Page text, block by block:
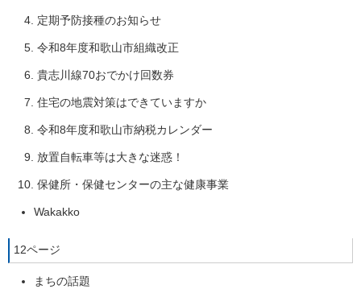
定期予防接種のお知らせ
令和8年度和歌山市組織改正
貴志川線70おでかけ回数券
住宅の地震対策はできていますか
令和8年度和歌山市納税カレンダー
放置自転車等は大きな迷惑！
保健所・保健センターの主な健康事業
Wakakko
12ページ
まちの話題